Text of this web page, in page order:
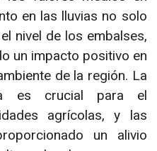
en las lluvias no solo
nivel de los embalses,
un impacto positivo en
de la región. La
es crucial para el
agrícolas, y las
un alivio